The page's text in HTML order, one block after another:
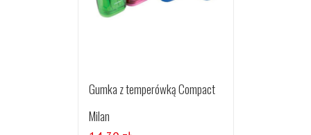
Gumka z temperówką Compact
Milan